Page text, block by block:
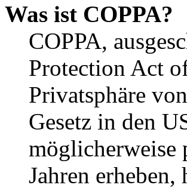
Was ist COPPA?
COPPA,
Protection Act
Privatsphäre
Gesetz in den
möglicherweise
Jahren